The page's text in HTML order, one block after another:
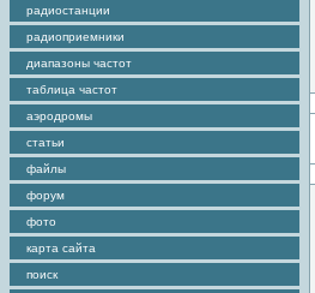
радиостанции
радиоприемники
диапазоны частот
таблица частот
аэродромы
статьи
файлы
форум
фото
карта сайта
поиск